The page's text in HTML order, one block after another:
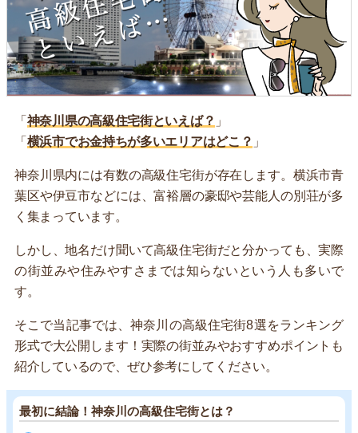
「 神奈川県の高級住宅街といえば？ 」
「 横浜市でお金持ちが多いエリアはどこ？ 」
神奈川県内には有数の高級住宅街が存在します。横浜市青
葉区や伊豆市などには、富裕層の豪邸や芸能人の別荘が多
く集まっています。
しかし、地名だけ聞いて高級住宅街だと分かっても、実際
の街並みや住みやすさまでは知らないという人も多いで
す。
そこで当記事では、神奈川の高級住宅街8選をランキング
形式で大公開します！実際の街並みやおすすめポイントも
紹介しているので、ぜひ参考にしてください。
最初に結論！神奈川の高級住宅街とは？